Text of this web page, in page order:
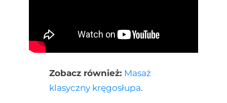
Zobacz również: Masaż
klasyczny kręgosłupa.